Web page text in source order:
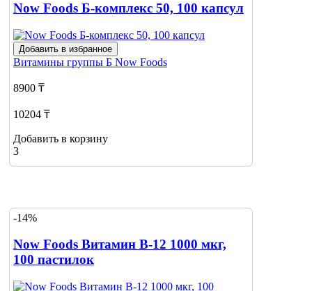
Now Foods Б-комплекс 50, 100 капсул
Добавить в избранное
Витамины группы Б Now Foods
8900 ₸
10204 ₸
Добавить в корзину
3
-14%
Now Foods Витамин В-12 1000 мкг,
100 пастилок